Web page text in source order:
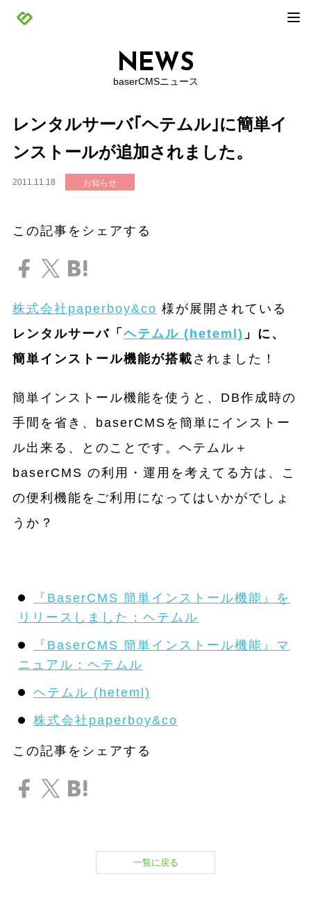
NEWS
baserCMSニュース
レンタルサーバ｢ヘテムル｣に簡単イ
ンストールが追加されました。
2011.11.18 お知らせ
この記事をシェアする
株式会社paperboy&co 様が展開されている
レンタルサーバ「 ヘテムル (heteml) 」に、
簡単インストール機能が搭載 されました！
簡単インストール機能を使うと、DB作成時の
手間を省き、baserCMSを簡単にインストー
ル出来る、とのことです。ヘテムル＋
baserCMS の利用・運用を考えてる方は、こ
の便利機能をご利用になってはいかがでしょ
うか？
『BaserCMS 簡単インストール機能』を
リリースしました：ヘテムル
『BaserCMS 簡単インストール機能』マ
ニュアル：ヘテムル
ヘテムル (heteml)
株式会社paperboy&co
この記事をシェアする
一覧に戻る